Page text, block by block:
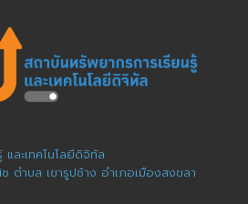
ละเทคโนโลยีดิจิทัล
ตำบล เขารูปช้าง อำเภอเมืองสงขลา